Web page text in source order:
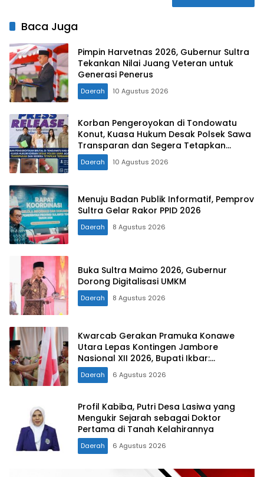
Baca Juga
Pimpin Harvetnas 2026, Gubernur Sultra
Tekankan Nilai Juang Veteran untuk
Generasi Penerus
Daerah 10 Agustus 2026
Korban Pengeroyokan di Tondowatu
Konut, Kuasa Hukum Desak Polsek Sawa
Transparan dan Segera Tetapkan
Tersangka
Daerah 10 Agustus 2026
Menuju Badan Publik Informatif, Pemprov
Sultra Gelar Rakor PPID 2026
Daerah 8 Agustus 2026
Buka Sultra Maimo 2026, Gubernur
Dorong Digitalisasi UMKM
Daerah 8 Agustus 2026
Kwarcab Gerakan Pramuka Konawe
Utara Lepas Kontingen Jambore
Nasional XII 2026, Bupati Ikbar:
Tunjukkan Karakter Generasi Muda
Konut yang Disiplin dan Berprestasi
Daerah 6 Agustus 2026
Profil Kabiba, Putri Desa Lasiwa yang
Mengukir Sejarah sebagai Doktor
Pertama di Tanah Kelahirannya
Daerah 6 Agustus 2026